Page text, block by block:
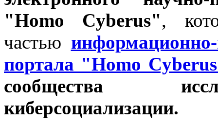
"Homo Cyberus",
частью информационно-
портала "Homo
сообщества
киберсоциализации.